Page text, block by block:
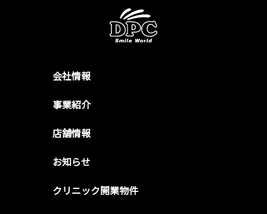
会社情報
事業紹介
店舗情報
お知らせ
クリニック開業物件